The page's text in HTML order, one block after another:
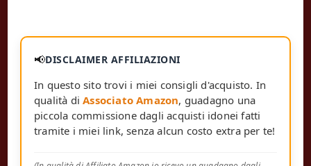
📢DISCLAIMER AFFILIAZIONI
In questo sito trovi i miei consigli d'acquisto. In
qualità diAssociato Amazon, guadagno una
piccola commissione dagli acquisti idonei fatti
tramite i miei link, senza alcun costo extra per te!